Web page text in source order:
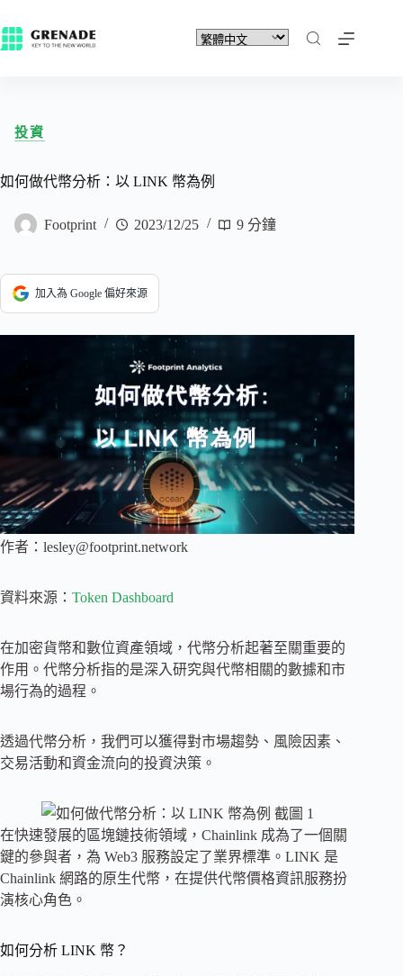
投資
如何做代幣分析：以 LINK 幣為例
Footprint 2023/12/25 9 分鐘
加入為 Google 偏好來源
作者： lesley@footprint.network
資料來源： Token Dashboard
在加密貨幣和數位資產領域，代幣分析起著至關重要的
作用。代幣分析指的是深入研究與代幣相關的數據和市
場行為的過程。
透過代幣分析，我們可以獲得對市場趨勢、風險因素、
交易活動和資金流向的投資決策。
在快速發展的區塊鏈技術領域，Chainlink 成為了一個關
鍵的參與者，為 Web3 服務設定了業界標準。LINK 是
Chainlink 網路的原生代幣，在提供代幣價格資訊服務扮
演核心角色。
如何分析 LINK 幣？